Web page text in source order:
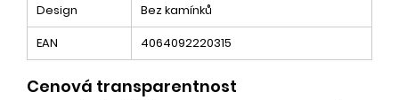
Design
Bez kamínků
EAN
4064092220315
Cenová transparentnost